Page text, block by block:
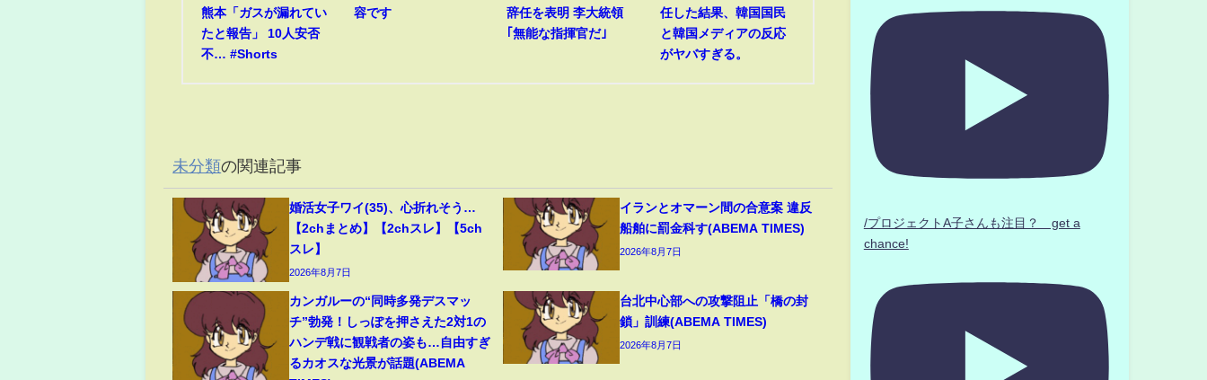
熊本「ガスが漏れてい
たと報告」 10人安否
不… #Shorts
容です
辞任を表明 李大統領
｢無能な指揮官だ｣
任した結果、韓国国民
と韓国メディアの反応
がヤバすぎる。
未分類の関連記事
婚活女子ワイ(35)、心折れそう…
【2chまとめ】【2chスレ】【5ch
スレ】
2026年8月7日
イランとオマーン間の合意案 違反
船舶に罰金科す(ABEMA TIMES)
2026年8月7日
カンガルーの“同時多発デスマッ
チ”勃発！しっぽを押さえた2対1の
ハンデ戦に観戦者の姿も…自由すぎ
るカオスな光景が話題(ABEMA
台北中心部への攻撃阻止「橋の封
鎖」訓練(ABEMA TIMES)
2026年8月7日
/プロジェクトA子さんも注目？ get a
chance!